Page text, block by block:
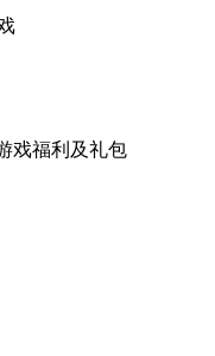
戏福利 及礼包